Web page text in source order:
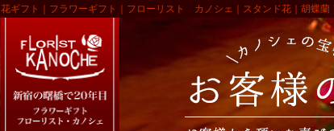
花ギフト｜フラワーギフト｜フローリスト カノシェ｜スタンド花｜胡蝶蘭｜